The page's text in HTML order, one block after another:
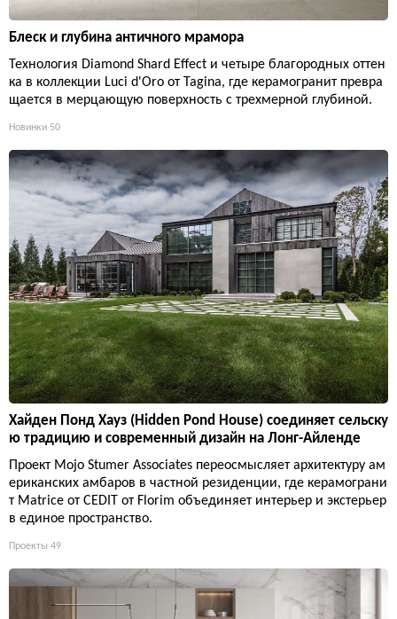
Блеск и глубина античного мрамора
Технология Diamond Shard Effect и четыре благородных оттен
ка в коллекции Luci d'Oro от Tagina, где керамогранит превра
щается в мерцающую поверхность с трехмерной глубиной.
Новинки 50
Хайден Понд Хауз (Hidden Pond House) соединяет сельску
ю традицию и современный дизайн на Лонг-Айленде
Проект Mojo Stumer Associates переосмысляет архитектуру ам
ериканских амбаров в частной резиденции, где керамограни
т Matrice от CEDIT от Florim объединяет интерьер и экстерьер
в единое пространство.
Проекты 49